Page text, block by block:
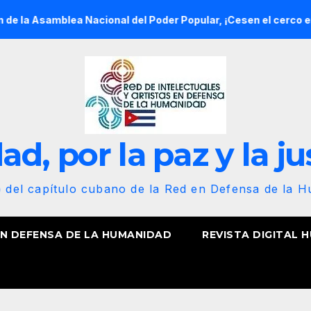
Nacional del Poder Popular, ¡Cesen el cerco
por la paz y la
del capítulo cubano de la Red en Defensa de la
DEFENSA DE LA HUMANIDAD REVISTA DIGITAL